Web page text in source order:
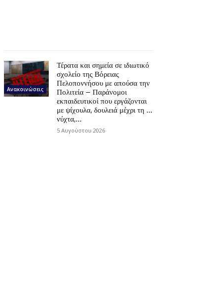
Ανακοινώσεις
Τέρατα και σημεία σε ιδιωτικό
σχολείο της Βόρειας
Πελοποννήσου με απούσα την
Πολιτεία – Παράνομοι
εκπαιδευτικοί που εργάζονται
με ψίχουλα, δουλειά μέχρι τη …
νύχτα,...
5 Αυγούστου 2026